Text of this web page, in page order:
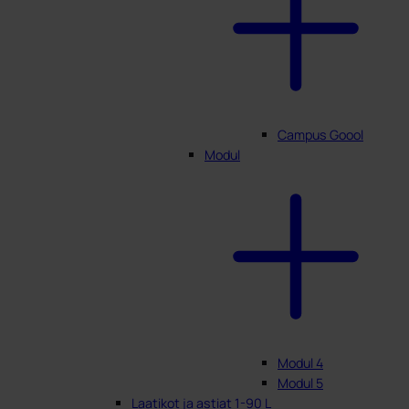
Campus Goool
Modul
Modul 4
Modul 5
Laatikot ja astiat 1-90 L